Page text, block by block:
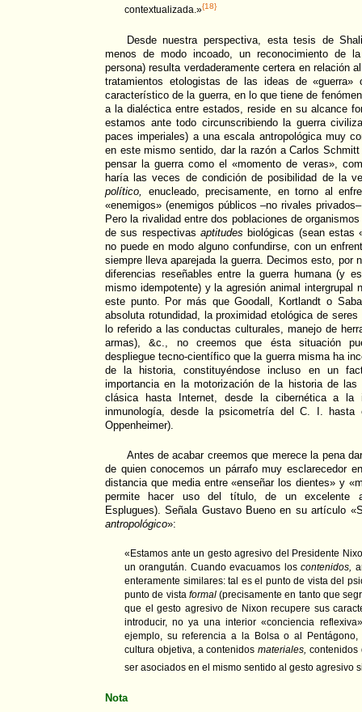
contextualizada.»{18}
Desde nuestra perspectiva, esta tesis de
menos de modo incoado, un reconocimiento de
persona) resulta verdaderamente certera en relación
tratamientos etologistas de las ideas de «guerra»
característico de la guerra, en lo que tiene de
a la dialéctica entre estados, reside en su alcance
estamos ante todo circunscribiendo la guerra
paces imperiales) a una escala antropológica muy
en este mismo sentido, dar la razón a Carlos
pensar la guerra como el «momento de veras»,
haría las veces de condición de posibilidad de la
político,
enucleado, precisamente, en torno al
«enemigos» (enemigos públicos –no rivales
Pero la rivalidad entre dos poblaciones de
de sus respectivas aptitudes biológicas (sean estas
no puede en modo alguno confundirse, con un
siempre lleva aparejada la guerra. Decimos esto, por
diferencias reseñables entre la guerra humana (y
mismo idempotente) y la agresión animal intergrupal
este punto. Por más que Goodall, Kortlandt o
absoluta rotundidad, la proximidad etológica de
lo referido a las conductas culturales, manejo de
armas), &c., no creemos que ésta situación
despliegue tecno-científico que la guerra misma ha
de la historia, constituyéndose incluso en un
importancia en la motorización de la historia de
clásica hasta Internet, desde la cibernética a la
inmunología, desde la psicometría del C. I. hasta
Oppenheimer).
Antes de acabar creemos que merece la pena
de quien conocemos un párrafo muy esclarecedor
distancia que media entre «enseñar los dientes» y
permite hacer uso del título, de un excelente
Esplugues). Señala Gustavo Bueno en su artículo
antropológico»:
«Estamos ante un gesto agresivo del Presidente
un orangután. Cuando evacuamos loscontenidos,
enteramente similares: tal es el punto de vista del
punto de vista formal(precisamente en tanto que
que el gesto agresivo de Nixon recupere sus
introducir, no ya una interior «conciencia
ejemplo, su referencia a la Bolsa o al
cultura objetiva, a contenidosmateriales, contenidos
ser asociados en el mismo sentido al gesto agresivo
Nota